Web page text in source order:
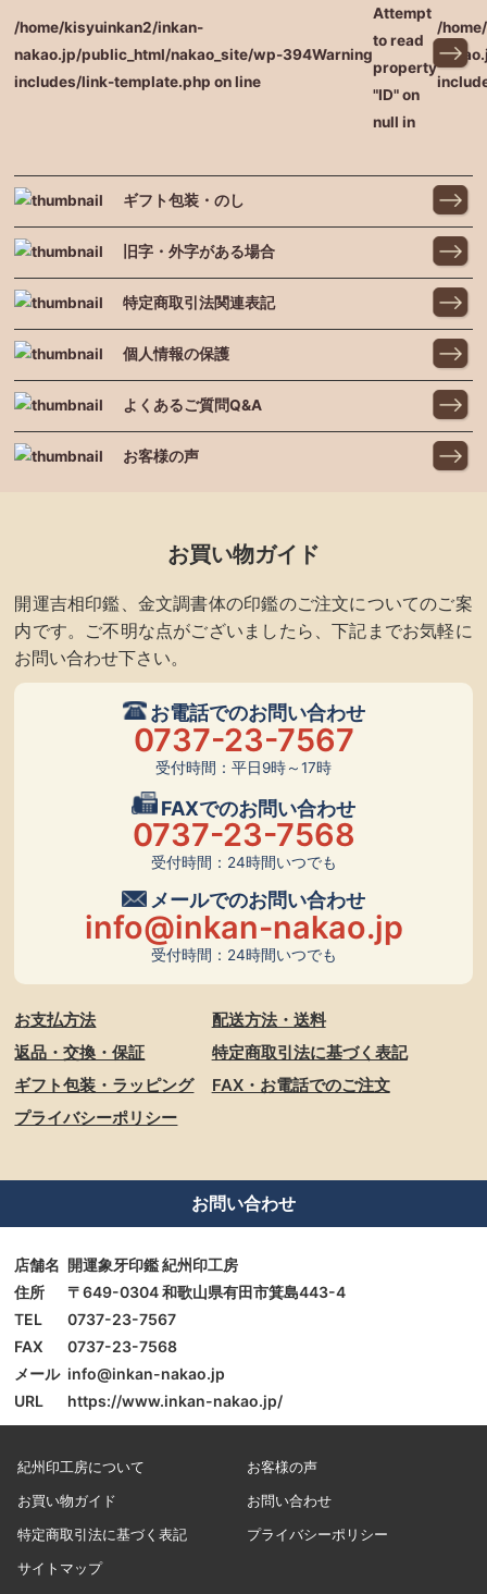
/home/kisyuinkan2/inkan-
nakao.jp/public_html/nakao_site/wp-
includes/link-template.php on line
394Warning
Attempt
to read
property
"ID" on
null in
/
ギフト包装・のし
旧字・外字がある場合
特定商取引法関連表記
個人情報の保護
よくあるご質問Q&A
お客様の声
お買い物ガイド
開運吉相印鑑、金文調書体の印鑑のご注文についてのご案
内です。ご不明な点がございましたら、下記までお気軽に
お問い合わせ下さい。
お電話でのお問い合わせ
0737-23-7567
受付時間：平日9時～17時
FAXでのお問い合わせ
0737-23-7568
受付時間：24時間いつでも
メールでのお問い合わせ
info@inkan-nakao.jp
受付時間：24時間いつでも
お支払方法
配送方法・送料
返品・交換・保証
特定商取引法に基づく表記
ギフト包装・ラッピング
FAX・お電話でのご注文
プライバシーポリシー
お問い合わせ
店舗名 開運象牙印鑑 紀州印工房
住所
〒649-0304 和歌山県有田市箕島443-4
TEL
0737-23-7567
FAX
0737-23-7568
メール info@inkan-nakao.jp
URL
https://www.inkan-nakao.jp/
紀州印工房について お客様の声
お買い物ガイド お問い合わせ
特定商取引法に基づく表記 プライバシーポリシー
サイトマップ